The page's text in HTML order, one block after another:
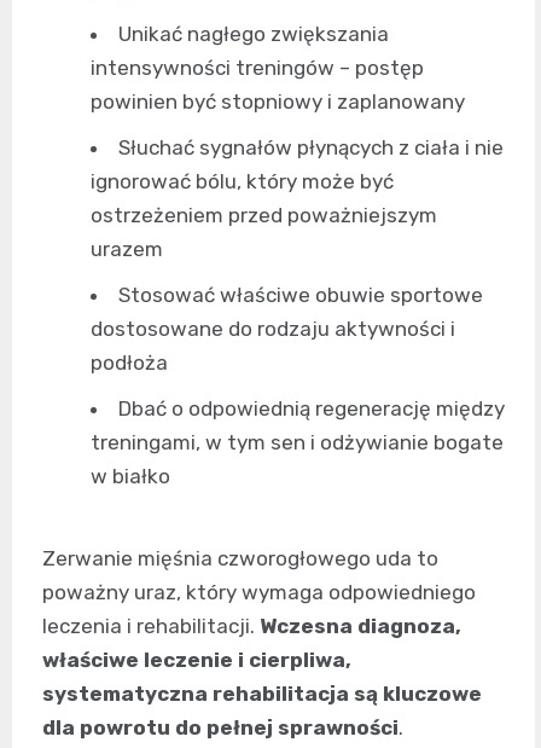
Unikać nagłego zwiększania
intensywności treningów – postęp
powinien być stopniowy i zaplanowany
Słuchać sygnałów płynących z ciała i nie
ignorować bólu, który może być
ostrzeżeniem przed poważniejszym
urazem
Stosować właściwe obuwie sportowe
dostosowane do rodzaju aktywności i
podłoża
Dbać o odpowiednią regenerację między
treningami, w tym sen i odżywianie bogate
w białko
Zerwanie mięśnia czworogłowego uda to
poważny uraz, który wymaga odpowiedniego
leczenia i rehabilitacji. Wczesna diagnoza,
właściwe leczenie i cierpliwa,
systematyczna rehabilitacja są kluczowe
dla powrotu do pełnej sprawności.